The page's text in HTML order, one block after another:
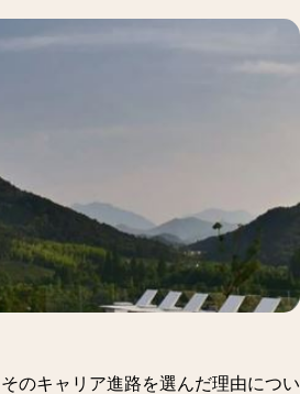
のキャリア進路を選んだ理由につい